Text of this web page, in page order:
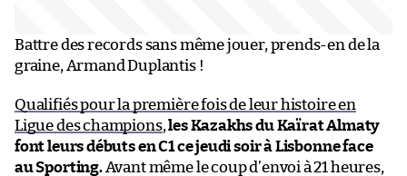
Battre des records sans même jouer, prends-en de la
graine, Armand Duplantis !
Qualifiés pour la première fois de leur histoire en
Ligue des champions,les Kazakhs du Kaïrat Almaty
font leurs débuts en C1 ce jeudi soir à Lisbonne face
au Sporting.Avant même le coup d’envoi à 21 heures,